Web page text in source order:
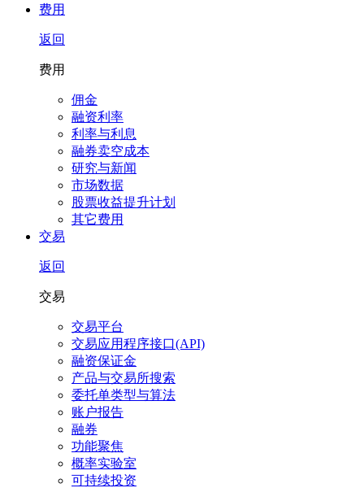
费用
返回
费用
佣金
融资利率
利率与利息
融券卖空成本
研究与新闻
市场数据
股票收益提升计划
其它费用
交易
返回
交易
交易平台
交易应用程序接口(API)
融资保证金
产品与交易所搜索
委托单类型与算法
账户报告
融券
功能聚焦
概率实验室
可持续投资